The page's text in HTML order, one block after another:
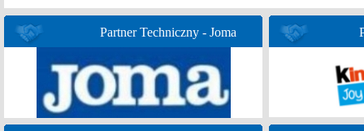
Partner Techniczny - Joma